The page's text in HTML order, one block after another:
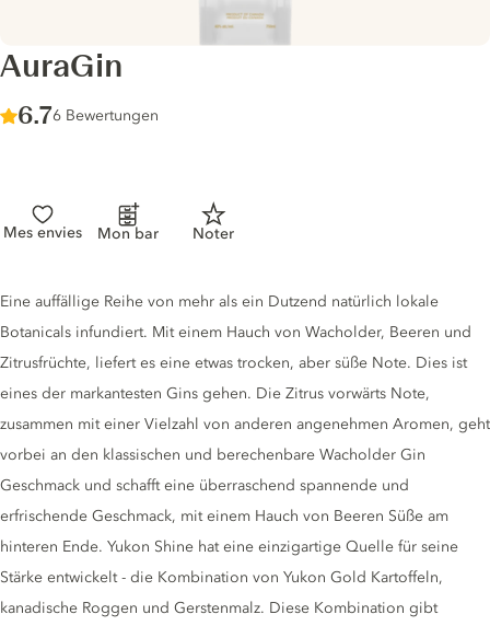
AuraGin
Score :
6.7/ 10
6 Bewertungen
Mes envies Mon bar Noter
Gin description
Eine auffällige Reihe von mehr als ein Dutzend natürlich lokale
Botanicals infundiert. Mit einem Hauch von Wacholder, Beeren und
Zitrusfrüchte, liefert es eine etwas trocken, aber süße Note. Dies ist
eines der markantesten Gins gehen. Die Zitrus vorwärts Note,
zusammen mit einer Vielzahl von anderen angenehmen Aromen, geht
vorbei an den klassischen und berechenbare Wacholder Gin
Geschmack und schafft eine überraschend spannende und
erfrischende Geschmack, mit einem Hauch von Beeren Süße am
hinteren Ende. Yukon Shine hat eine einzigartige Quelle für seine
Stärke entwickelt - die Kombination von Yukon Gold Kartoffeln,
kanadische Roggen und Gerstenmalz. Diese Kombination gibt